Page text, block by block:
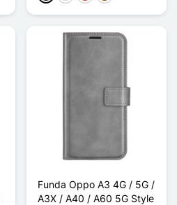
Funda Oppo A3 4G / 5G /
A3X / A40 / A60 5G Style